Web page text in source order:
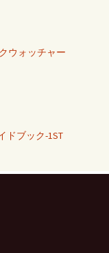
ウォッチャー
ドブック-1ST